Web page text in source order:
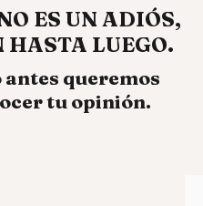
ES UN ADIÓS,
HASTA LUEGO.
antes queremos
tu opinión.